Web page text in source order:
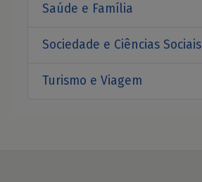
Saúde e Família
Sociedade e Ciências Sociais
Turismo e Viagem